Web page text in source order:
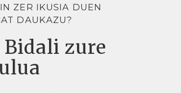
ZER IKUSIA DUEN
DAUKAZU?
zure